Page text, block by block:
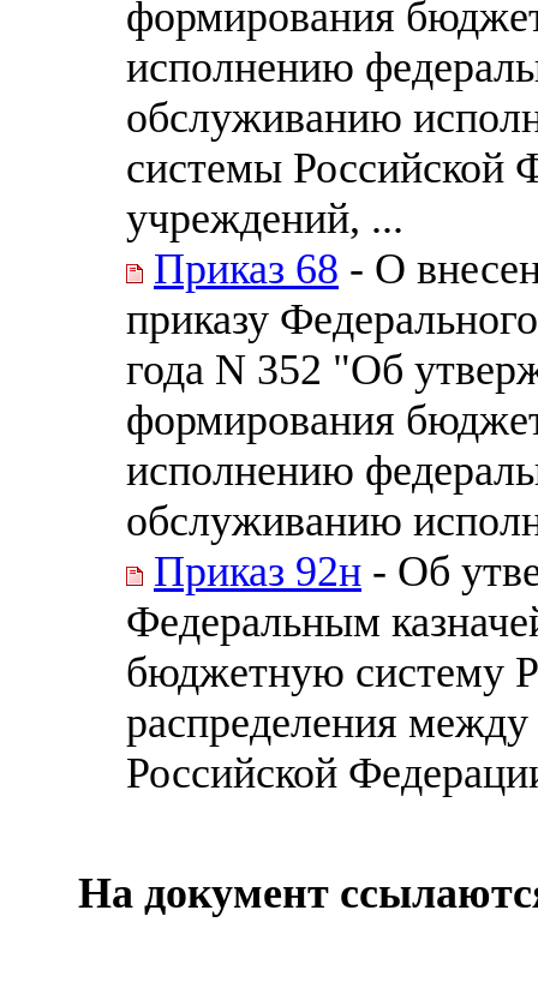
формирования
исполнению
обслуживанию
системы Российской
учреждений, ...
Приказ 68 - О
приказу
года N 352 "Об
формирования
исполнению
обслуживанию
Приказ 92н - Об
Федеральным
бюджетную систему
распределения
Российской
На документ